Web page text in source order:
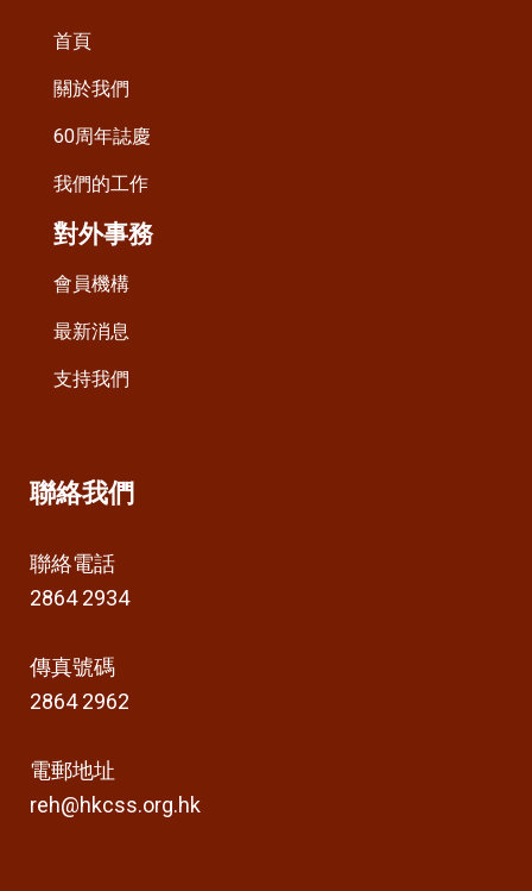
首頁
關於我們
60周年誌慶
我們的工作
對外事務
會員機構
最新消息
支持我們
聯絡我們
聯絡電話
2864 2934
傳真號碼
2864 2962
電郵地址
reh@hkcss.org.hk